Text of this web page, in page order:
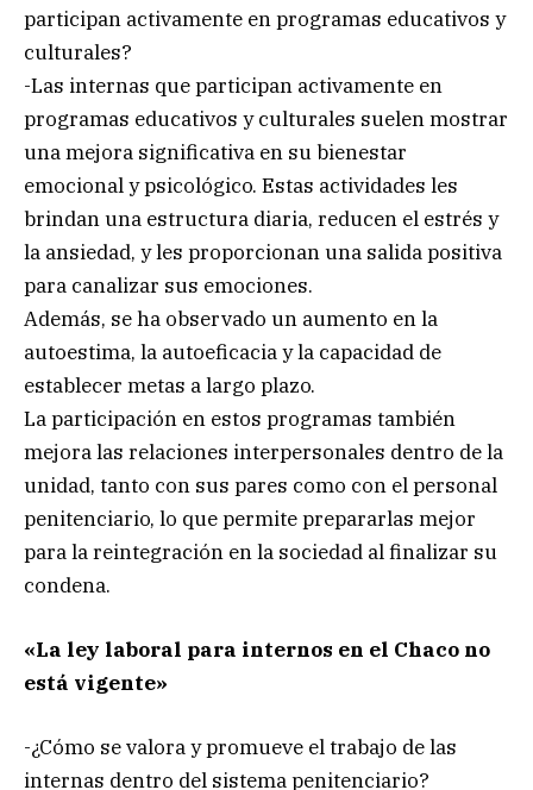
participan activamente en programas educativos y
culturales?
-Las internas que participan activamente en
programas educativos y culturales suelen mostrar
una mejora significativa en su bienestar
emocional y psicológico. Estas actividades les
brindan una estructura diaria, reducen el estrés y
la ansiedad, y les proporcionan una salida positiva
para canalizar sus emociones.
Además, se ha observado un aumento en la
autoestima, la autoeficacia y la capacidad de
establecer metas a largo plazo.
La participación en estos programas también
mejora las relaciones interpersonales dentro de la
unidad, tanto con sus pares como con el personal
penitenciario, lo que permite prepararlas mejor
para la reintegración en la sociedad al finalizar su
condena.
«La ley laboral para internos en el Chaco no
está vigente»
-¿Cómo se valora y promueve el trabajo de las
internas dentro del sistema penitenciario?